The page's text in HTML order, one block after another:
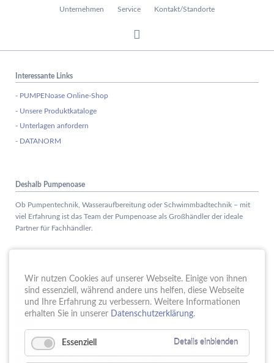
Unternehmen Service Kontakt/Standorte
Interessante Links
- PUMPENoase Online-Shop
- Unsere Produktkataloge
- Unterlagen anfordern
- DATANORM
Deshalb Pumpenoase
Ob Pumpentechnik, Wasseraufbereitung oder Schwimmbadtechnik – mit
viel Erfahrung ist das Team der Pumpenoase als Großhändler der ideale
Partner für Fachhändler.
15. Schule trifft Wirtschaft bei der PUMPENoase!
18. Vortrag IT-Sicherheit
16 Jahre PUMPENoase
Wir nutzen Cookies auf unserer Webseite. Einige von ihnen
sind essenziell, während andere uns helfen, diese Webseite
und Ihre Erfahrung zu verbessern. Weitere Informationen
erhalten Sie in unserer Datenschutzerklärung.
Essenziell Details einblenden